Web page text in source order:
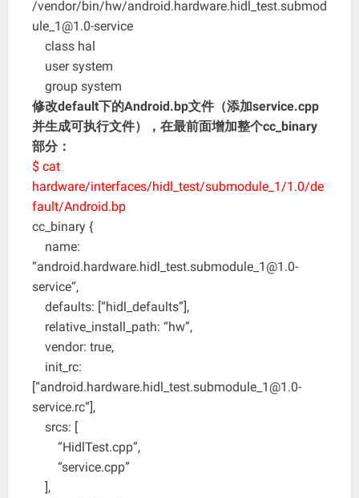
/vendor/bin/hw/android.hardware.hidl_test.submod
ule_1@1.0-service
class hal
user system
group system
修改default下的Android.bp文件（添加service.cpp
并生成可执行文件），在最前面增加整个cc_binary
部分：
$ cat
hardware/interfaces/hidl_test/submodule_1/1.0/de
fault/Android.bp
cc_binary {
name:
“android.hardware.hidl_test.submodule_1@1.0-
service“,
defaults: [“hidl_defaults”],
relative_install_path: “hw”,
vendor: true,
init_rc:
[“android.hardware.hidl_test.submodule_1@1.0-
service.rc“],
srcs: [
“HidlTest.cpp”,
“service.cpp”
],